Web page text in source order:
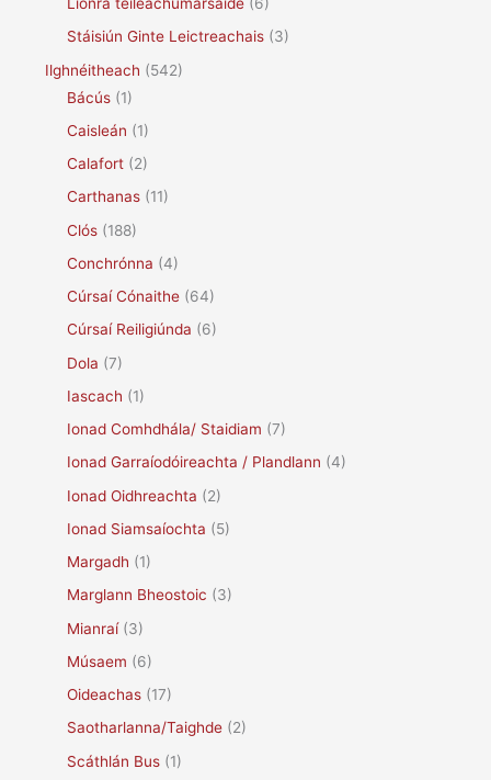
Líonra teileachumarsáide (6)
Stáisiún Ginte Leictreachais (3)
Ilghnéitheach (542)
Bácús (1)
Caisleán (1)
Calafort (2)
Carthanas (11)
Clós (188)
Conchrónna (4)
Cúrsaí Cónaithe (64)
Cúrsaí Reiligiúnda (6)
Dola (7)
Iascach (1)
Ionad Comhdhála/ Staidiam (7)
Ionad Garraíodóireachta / Plandlann (4)
Ionad Oidhreachta (2)
Ionad Siamsaíochta (5)
Margadh (1)
Marglann Bheostoic (3)
Mianraí(3)
Músaem (6)
Oideachas (17)
Saotharlanna/Taighde (2)
Scáthlán Bus (1)